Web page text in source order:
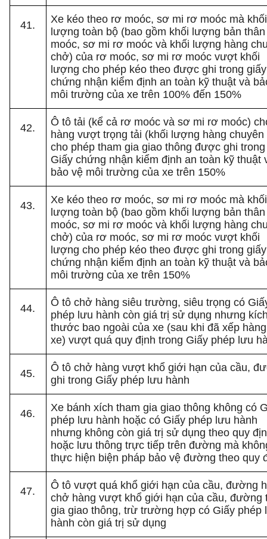
Xe kéo theo rơ moóc, sơ mi rơ moóc mà khối
lượng toàn bộ (bao gồm khối lượng bản
moóc, sơ mi rơ moóc và khối lượng hàng
chở) của rơ moóc, sơ mi rơ moóc vượt khối
lượng cho phép kéo theo được ghi trong giấy
chứng nhận kiểm định an toàn kỹ thuật và
môi trường của xe trên 100% đến 150%
Ô tô tải (kể cả rơ moóc và sơ mi rơ moóc)
hàng vượt trọng tải (khối lượng hàng
cho phép tham gia giao thông được ghi trong
Giấy chứng nhận kiểm định an toàn kỹ thuật
bảo vệ môi trường của xe trên 150%
Xe kéo theo rơ moóc, sơ mi rơ moóc mà khối
lượng toàn bộ (bao gồm khối lượng bản
moóc, sơ mi rơ moóc và khối lượng hàng
chở) của rơ moóc, sơ mi rơ moóc vượt khối
lượng cho phép kéo theo được ghi trong giấy
chứng nhận kiểm định an toàn kỹ thuật và
môi trường của xe trên 150%
Ô tô chở hàng siêu trường, siêu trọng có
phép lưu hành còn giá trị sử dụng nhưng
thước bao ngoài của xe (sau khi đã xếp
xe) vượt quá quy định trong Giấy phép lưu
Ô tô chở hàng vượt khổ giới hạn của cầu,
ghi trong Giấy phép lưu hành
Xe bánh xích tham gia giao thông không có
phép lưu hành hoặc có Giấy phép lưu hành
nhưng không còn giá trị sử dụng theo quy
hoặc lưu thông trực tiếp trên đường mà
thực hiện biện pháp bảo vệ đường theo quy
Ô tô vượt quá khổ giới hạn của cầu, đường
chở hàng vượt khổ giới hạn của cầu, đường
gia giao thông, trừ trường hợp có Giấy phép
hành còn giá trị sử dụng